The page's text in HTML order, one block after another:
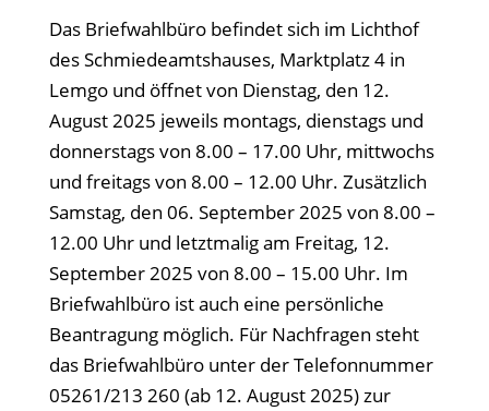
Das Briefwahlbüro befindet sich im Lichthof
des Schmiedeamtshauses, Marktplatz 4 in
Lemgo und öffnet von Dienstag, den 12.
August 2025 jeweils montags, dienstags und
donnerstags von 8.00 – 17.00 Uhr, mittwochs
und freitags von 8.00 – 12.00 Uhr. Zusätzlich
Samstag, den 06. September 2025 von 8.00 –
12.00 Uhr und letztmalig am Freitag, 12.
September 2025 von 8.00 – 15.00 Uhr. Im
Briefwahlbüro ist auch eine persönliche
Beantragung möglich. Für Nachfragen steht
das Briefwahlbüro unter der Telefonnummer
05261/213 260 (ab 12. August 2025) zur